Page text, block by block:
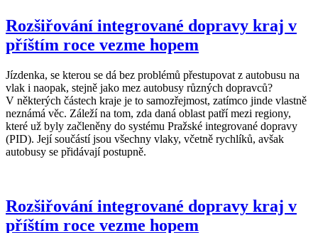
Rozšiřování integrované dopravy kraj v
příštím roce vezme hopem
Jízdenka, se kterou se dá bez problémů přestupovat z autobusu na
vlak i naopak, stejně jako mez autobusy různých dopravců?
V některých částech kraje je to samozřejmost, zatímco jinde vlastně
neznámá věc. Záleží na tom, zda daná oblast patří mezi regiony,
které už byly začleněny do systému Pražské integrované dopravy
(PID). Její součástí jsou všechny vlaky, včetně rychlíků, avšak
autobusy se přidávají postupně.
Rozšiřování integrované dopravy kraj v
příštím roce vezme hopem